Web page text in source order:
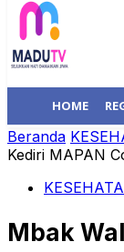
HOME
Beranda
Kediri MAPAN
Mbak